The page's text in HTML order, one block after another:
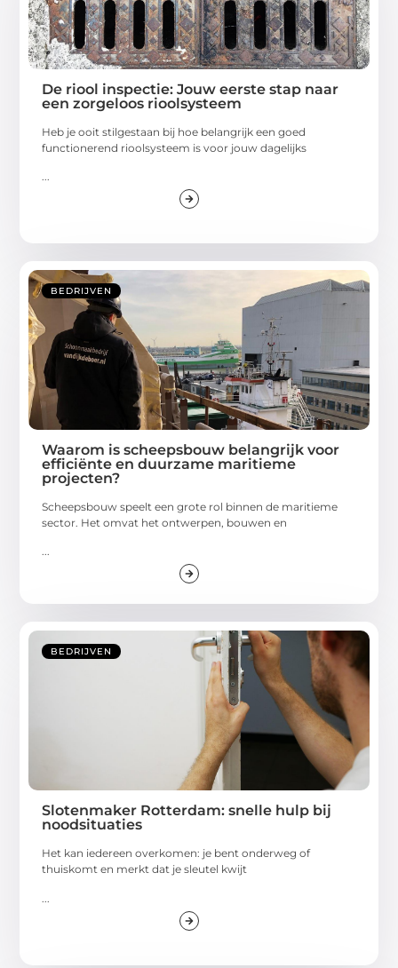
De riool inspectie: Jouw eerste stap naar
een zorgeloos rioolsysteem
Heb je ooit stilgestaan bij hoe belangrijk een goed
functionerend rioolsysteem is voor jouw dagelijks
...
BEDRIJVEN
Waarom is scheepsbouw belangrijk voor
efficiënte en duurzame maritieme
projecten?
Scheepsbouw speelt een grote rol binnen de maritieme
sector. Het omvat het ontwerpen, bouwen en
...
BEDRIJVEN
Slotenmaker Rotterdam: snelle hulp bij
noodsituaties
Het kan iedereen overkomen: je bent onderweg of
thuiskomt en merkt dat je sleutel kwijt